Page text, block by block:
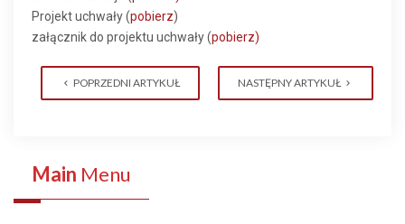
Projekt uchwały (pobierz)
załącznik do projektu uchwały (pobierz)
POPRZEDNI ARTYKUŁ NASTĘPNY ARTYKUŁ
Main Menu